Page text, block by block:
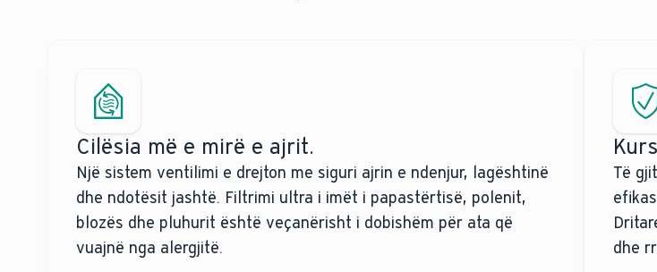
Cilësia më e mirë e ajrit.
Një sistem ventilimi e drejton me siguri ajrin e ndenjur, lagështinë
dhe ndotësit jashtë. Filtrimi ultra i imët i papastërtisë, polenit,
blozës dhe pluhurit është veçanërisht i dobishëm për ata që
vuajnë nga alergjitë.
Të
dhe